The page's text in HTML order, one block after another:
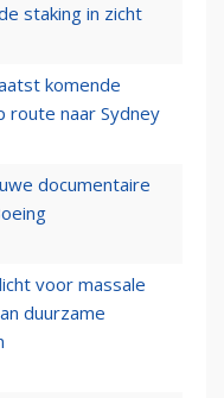
staking in zicht
komende
naar Sydney
documentaire
voor massale
duurzame